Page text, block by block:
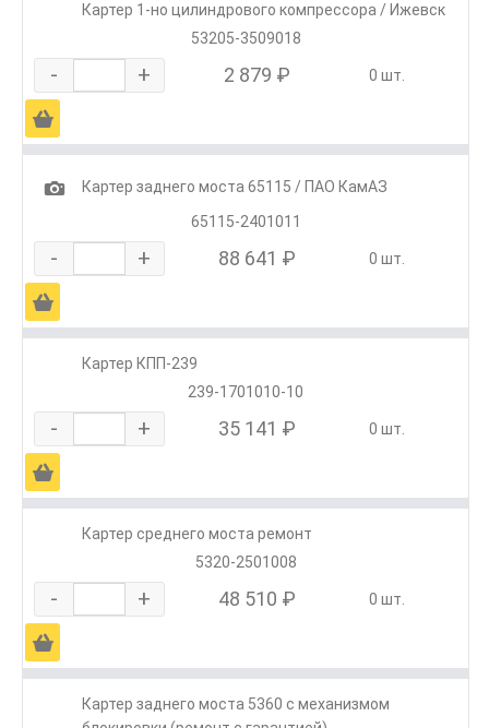
Картер 1-но цилиндрового компрессора / Ижевск
53205-3509018
- + 2 879 ₽ 0 шт.
Ä
1
Картер заднего моста 65115 / ПАО КамАЗ
65115-2401011
- + 88 641 ₽ 0 шт.
Ä
Картер КПП-239
239-1701010-10
- + 35 141 ₽ 0 шт.
Ä
Картер среднего моста ремонт
5320-2501008
- + 48 510 ₽ 0 шт.
Ä
Картер заднего моста 5360 с механизмом